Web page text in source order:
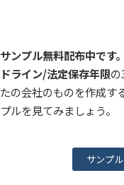
サンプル無料配布中です。
ドライン/法定保存年限
たの会社のものを作成す
プルを見てみましょう。
サンプ